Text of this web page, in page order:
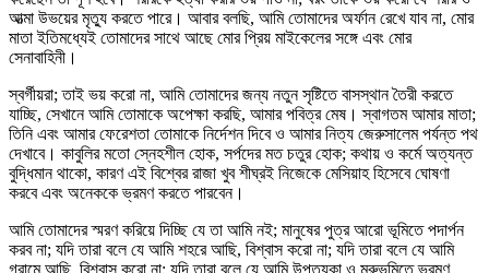
আত্মা উভয়ের মৃত্যু করতে পারে। আবার বলছি, আমি তোমাদের অর্ফান রেখে যাব না, মোর
মাতা ইতিমধ্যেই তোমাদের সাথে আছে মোর প্রিয় মাইকেলের সঙ্গে এবং মোর
সেনাবাহিনী।
স্বর্গীয়রা; তাই ভয় করো না, আমি তোমাদের জন্য নতুন সৃষ্টিতে বাসস্থান তৈরী করতে
যাচ্ছি, সেখানে আমি তোমাকে অপেক্ষা করছি, আমার পবিত্র মেষ। স্বাগতম আমার মাতা;
তিনি এবং আমার ফেরেশতা তোমাকে নির্দেশন দিবে ও আমার নিত্য জেরুসালেম পর্যন্ত পথ
দেখাবে। কাবুলির মতো স্নেহশীল হোক, সর্পদের মত চতুর হোক; কথায় ও কর্মে অত্যন্ত
বুদ্ধিমান থাকো, কারণ এই বিশ্বের রাজা খুব শীঘ্রই নিজেকে মেসিয়াহ হিসেবে ঘোষণা
করবে এবং অনেককে ভ্রমণ করতে পারবেন।
আমি তোমাদের স্মরণ করিয়ে দিচ্ছি যে তা আমি নই; মানুষের পুত্র আরো ভূমিতে পদার্পন
করব না; যদি তারা বলে যে আমি শহরে আছি, বিশ্বাস করো না; যদি তারা বলে যে আমি
গ্রামে আছি, বিশ্বাস করো না; যদি তারা বলে যে আমি উপত্যকা ও মরুভূমিতে ভ্রমণ